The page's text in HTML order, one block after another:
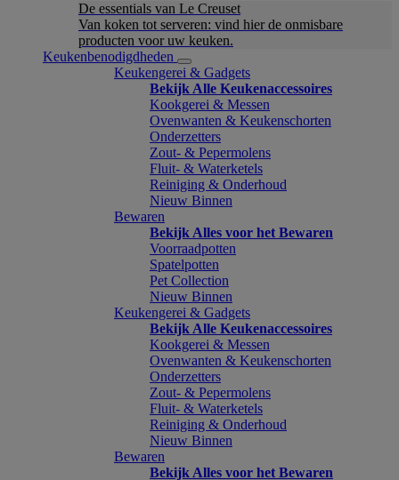
De essentials van Le Creuset
Van koken tot serveren: vind hier de onmisbare
producten voor uw keuken.
Keukenbenodigdheden
Keukengerei & Gadgets
Bekijk Alle Keukenaccessoires
Kookgerei & Messen
Ovenwanten & Keukenschorten
Onderzetters
Zout- & Pepermolens
Fluit- & Waterketels
Reiniging & Onderhoud
Nieuw Binnen
Bewaren
Bekijk Alles voor het Bewaren
Voorraadpotten
Spatelpotten
Pet Collection
Nieuw Binnen
Keukengerei & Gadgets
Bekijk Alle Keukenaccessoires
Kookgerei & Messen
Ovenwanten & Keukenschorten
Onderzetters
Zout- & Pepermolens
Fluit- & Waterketels
Reiniging & Onderhoud
Nieuw Binnen
Bewaren
Bekijk Alles voor het Bewaren